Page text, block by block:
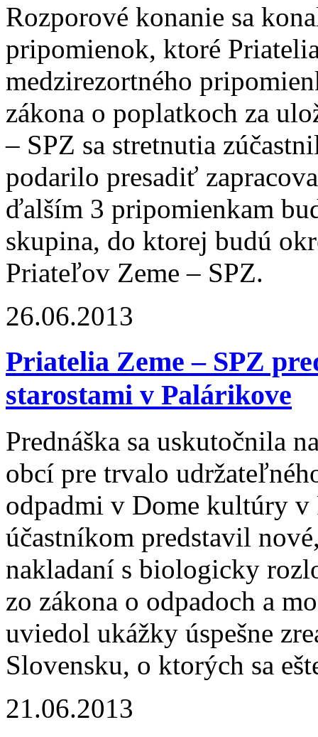
Rozporové konanie sa
pripomienok, ktoré
medzirezortného
zákona o poplatkoch za
– SPZ sa stretnutia
podarilo presadiť
ďalším 3 pripomienkam
skupina, do ktorej budú
Priateľov Zeme – SPZ.
26.06.2013
Priatelia Zeme – SPZ
starostami v Palárikove
Prednáška sa uskutočnila
obcí pre trvalo
odpadmi v Dome kultúry
účastníkom predstavil
nakladaní s biologicky
zo zákona o odpadoch a
uviedol ukážky úspešne
Slovensku, o ktorých sa
21.06.2013